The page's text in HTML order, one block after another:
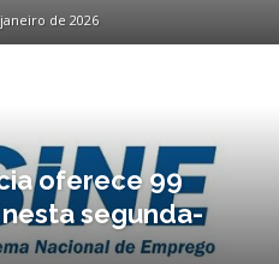
de 2026
oferece 99
segunda-